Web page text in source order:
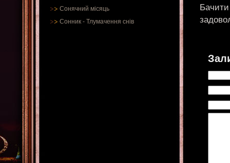
Сонячний місяць
Сонник - Тлумачення снів